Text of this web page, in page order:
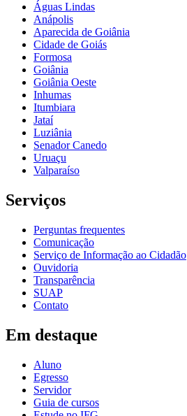
Águas Lindas
Anápolis
Aparecida de Goiânia
Cidade de Goiás
Formosa
Goiânia
Goiânia Oeste
Inhumas
Itumbiara
Jataí
Luziânia
Senador Canedo
Uruaçu
Valparaíso
Serviços
Perguntas frequentes
Comunicação
Serviço de Informação ao Cidadão
Ouvidoria
Transparência
SUAP
Contato
Em destaque
Aluno
Egresso
Servidor
Guia de cursos